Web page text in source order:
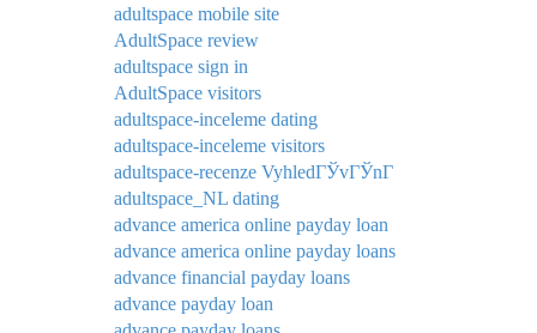
adultspace mobile site
AdultSpace review
adultspace sign in
AdultSpace visitors
adultspace-inceleme dating
adultspace-inceleme visitors
adultspace-recenze VyhledГЎvГЎnГ­
adultspace_NL dating
advance america online payday loan
advance america online payday loans
advance financial payday loans
advance payday loan